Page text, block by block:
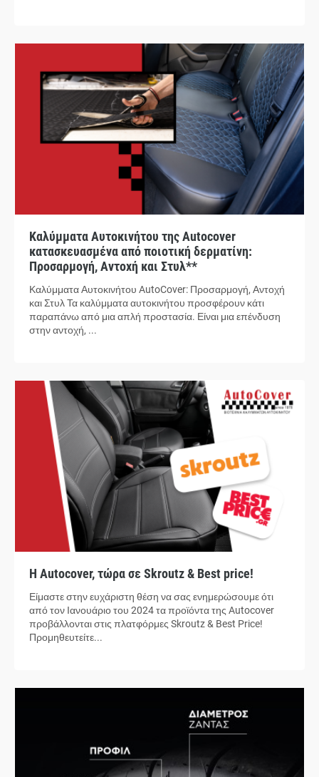
Καλύμματα Αυτοκινήτου της Autocover
κατασκευασμένα από ποιοτική δερματίνη:
Προσαρμογή, Αντοχή και Στυλ**
Καλύμματα Αυτοκινήτου AutoCover: Προσαρμογή, Αντοχή
και Στυλ Τα καλύμματα αυτοκινήτου προσφέρουν κάτι
παραπάνω από μια απλή προστασία. Είναι μια επένδυση
στην αντοχή, ...
Η Autocover, τώρα σε Skroutz & Best price!
Είμαστε στην ευχάριστη θέση να σας ενημερώσουμε ότι
από τον Ιανουάριο του 2024 τα προϊόντα της Autocover
προβάλλονται στις πλατφόρμες Skroutz & Best Price!
Προμηθευτείτε...